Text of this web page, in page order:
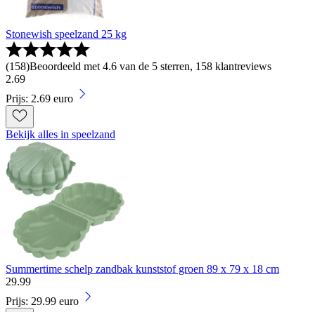
Stonewish speelzand 25 kg
(158)Beoordeeld met 4.6 van de 5 sterren, 158 klantreviews
2.69
Prijs: 2.69 euro
Bekijk alles in speelzand
Summertime schelp zandbak kunststof groen 89 x 79 x 18 cm
29.99
Prijs: 29.99 euro